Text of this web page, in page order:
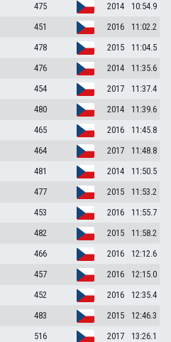
475 2014
10:54.9
451 2016
11:02.2
478 2015
11:04.5
476 2014
11:35.6
454 2017
11:37.4
480 2014
11:39.6
465 2016
11:45.8
464 2017
11:48.8
481 2014
11:50.5
477 2015
11:53.2
453 2016
11:55.7
482 2015
11:58.2
466 2016
12:12.6
457 2016
12:15.0
452 2016
12:35.4
483 2015
12:46.3
516 2017
13:26.1